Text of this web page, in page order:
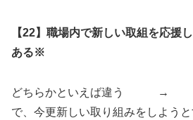
【22】職場内で新しい取組を応援
ある※
どちらかといえば違う →
で、今更新しい取り組みをしよう